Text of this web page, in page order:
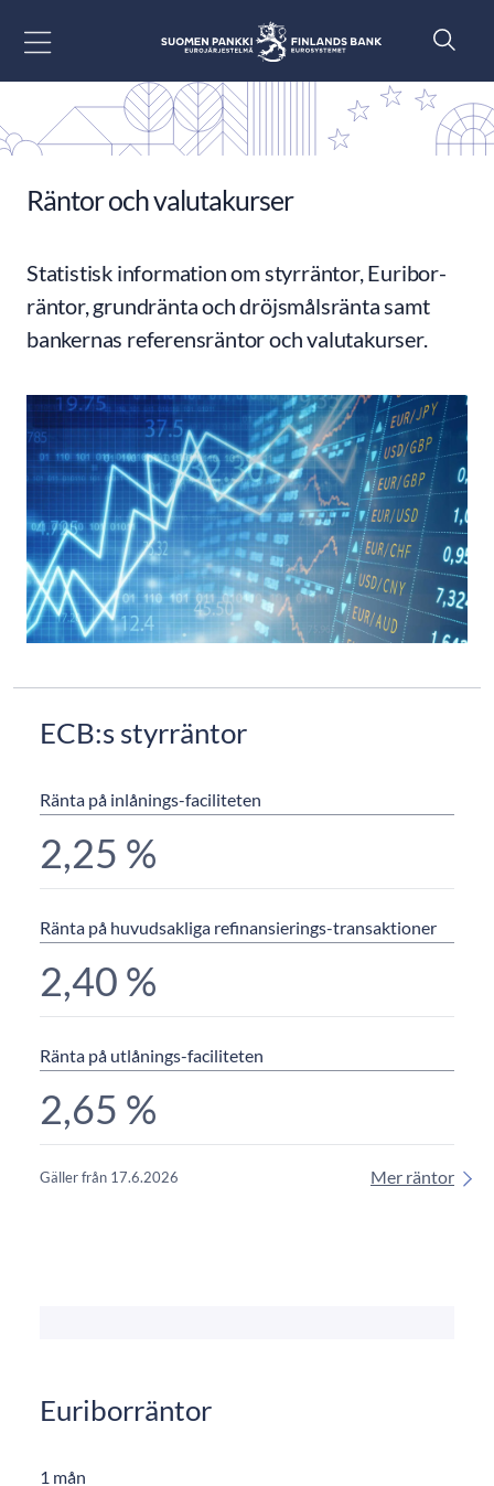
Räntor och valutakurser
Statistisk information om styrräntor, Euribor-
räntor, grundränta och dröjsmålsränta samt
bankernas referensräntor och valutakurser.
ECB:s styrräntor
Ränta på inlånings-faciliteten
2,25 %
Ränta på huvudsakliga refinansierings-transaktioner
2,40 %
Ränta på utlånings-faciliteten
2,65 %
Gäller från 17.6.2026 Mer räntor
Euriborräntor
1 mån